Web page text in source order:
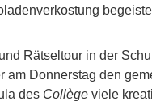
Rätseltour in der
am Donnerstag den
des Collège viele